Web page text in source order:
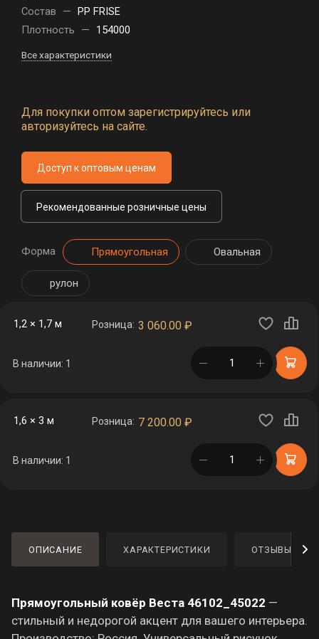
Состав
— PP FRISE
Плотность
— 154000
Все характеристики
Для покупки оптом зарегистрируйтесь или
авторизуйтесь на сайте.
Доступ к оптовым ценам
Рекомендованные розничные цены
Форма Прямоугольная Овальная
рулон
1,2 × 1,7 м Розница: 3 060.00 ₽
В наличии: 1 в корзине
1,6 × 3 м Розница: 7 200.00 ₽
В наличии: 1 в корзине
ОПИСАНИЕ ХАРАКТЕРИСТИКИ ОТЗЫВЫ
Прямоугольный ковёр Веста 46102_45022 —
стильный и недорогой акцент для вашего интерьера.